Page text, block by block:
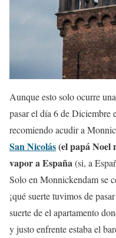
Aunque esto solo ocurre
pasar el día 6 de Diciembre
recomiendo acudir a
San Nicolás(el papá Noel
vapor a España (si, a
Solo en Monnickendam se
¡qué suerte tuvimos de
suerte de el apartamento
y justo enfrente estaba el